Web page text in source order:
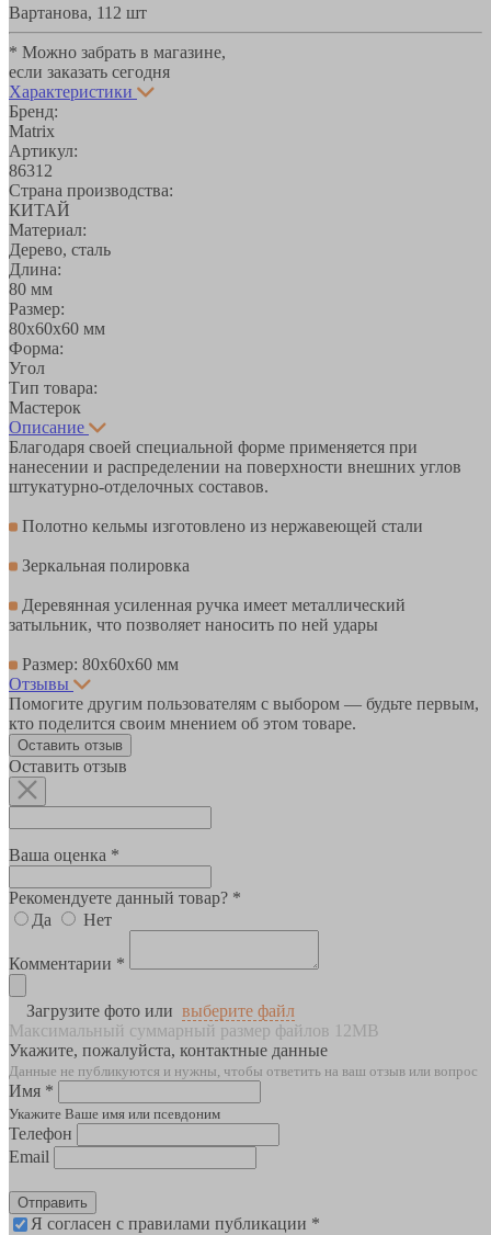
Вартанова, 11 2 шт
* Можно забрать в магазине,
если заказать сегодня
Характеристики
Бренд:
Matrix
Артикул:
86312
Страна производства:
КИТАЙ
Материал:
Дерево, сталь
Длина:
80 мм
Размер:
80х60х60 мм
Форма:
Угол
Тип товара:
Мастерок
Описание
Благодаря своей специальной форме применяется при
нанесении и распределении на поверхности внешних углов
штукатурно-отделочных составов.
Полотно кельмы изготовлено из нержавеющей стали
Зеркальная полировка
Деревянная усиленная ручка имеет металлический
затыльник, что позволяет наносить по ней удары
Размер: 80х60х60 мм
Отзывы
Помогите другим пользователям с выбором — будьте первым,
кто поделится своим мнением об этом товаре.
Оставить отзыв
Оставить отзыв
Ваша оценка *
Рекомендуете данный товар? *
Да
Нет
Комментарии *
Загрузите фото или выберите файл
Максимальный суммарный размер файлов 12MB
Укажите, пожалуйста, контактные данные
Данные не публикуются и нужны, чтобы ответить на ваш отзыв или вопрос
Имя *
Укажите Ваше имя или псевдоним
Телефон
Email
Отправить
Я согласен с правилами публикации *